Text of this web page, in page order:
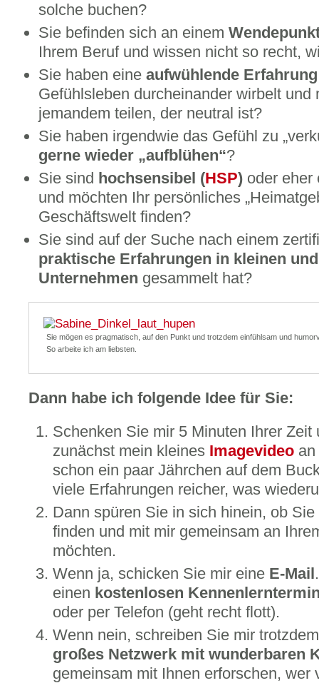
solche buchen?
Sie befinden sich an einem
Ihrem Beruf und wissen nicht so recht,
Sie haben eine aufwühlende Erfahrung
Gefühlsleben durcheinander wirbelt und
jemandem teilen, der neutral ist?
Sie haben irgendwie das Gefühl zu
gerne wieder „aufblühen“?
Sie sind hochsensibel (HSP) oder
und möchten Ihr persönliches
Geschäftswelt finden?
Sie sind auf der Suche nach einem
praktische Erfahrungen in kleinen
Unternehmen gesammelt hat?
Sie mögen es pragmatisch, auf den Punkt und trotzdem einfühlsam und
So arbeite ich am liebsten.
Dann habe ich folgende Idee für Sie:
Schenken Sie mir 5 Minuten Ihrer
zunächst mein kleines Imagevideo
schon ein paar Jährchen auf dem
viele Erfahrungen reicher, was
Dann spüren Sie in sich hinein, ob
finden und mit mir gemeinsam an
möchten.
Wenn ja, schicken Sie mir eine E-Mail
einen kostenlosen
oder per Telefon (geht recht flott).
Wenn nein, schreiben Sie mir
großes Netzwerk mit wunderbaren
gemeinsam mit Ihnen erforschen, wer